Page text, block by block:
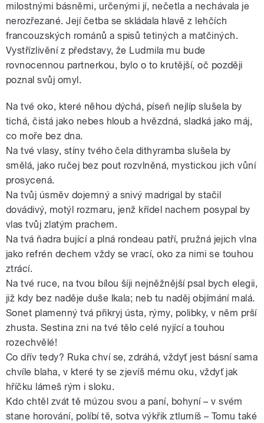
milostnými básněmi, určenými jí, nečetla a nechávala je
nerozřezané. Její četba se skládala hlavě z lehčích
francouzských románů a spisů tetiných a matčiných.
Vystřízlivění z představy, že Ludmila mu bude
rovnocennou partnerkou, bylo o to krutější, oč později
poznal svůj omyl.
Na tvé oko, které něhou dýchá, píseň nejlíp slušela by
tichá, čistá jako nebes hloub a hvězdná, sladká jako máj,
co moře bez dna.
Na tvé vlasy, stíny tvého čela dithyramba slušela by
smělá, jako ručej bez pout rozvlněná, mystickou jich vůní
prosycená.
Na tvůj úsměv dojemný a snivý madrigal by stačil
dovádivý, motýl rozmaru, jenž křídel nachem posypal by
vlas tvůj zlatým prachem.
Na tvá ňadra bující a plná rondeau patří, pružná jejich vlna
jako refrén dechem vždy se vrací, oko za nimi se touhou
ztrácí.
Na tvé ruce, na tvou bílou šíji nejněžnější psal bych elegii,
již kdy bez naděje duše lkala; neb tu naděj objímání malá.
Sonet plamenný tvá přikryj ústa, rýmy, polibky, v něm prší
zhusta. Sestina zni na tvé tělo celé nyjící a touhou
rozechvělé!
Co dřív tedy? Ruka chví se, zdráhá, vždyť jest básní sama
chvíle blaha, v které ty se zjevíš mému oku, vždyť jak
hříčku lámeš rým i sloku.
Kdo chtěl zvát tě múzou svou a paní, bohyní – v svém
stane horování, políbí tě, sotva výkřik ztlumíš – Tomu také